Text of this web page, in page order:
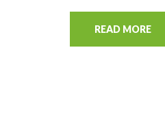
READ MORE